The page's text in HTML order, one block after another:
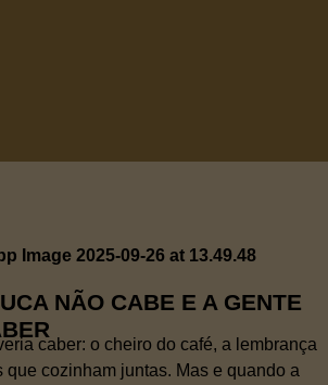
NÃO CABE E A GENTE
caber: o cheiro do café, a lembrança
que cozinham juntas. Mas e quando a